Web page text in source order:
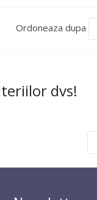
Ordoneaza dupa
dvs!